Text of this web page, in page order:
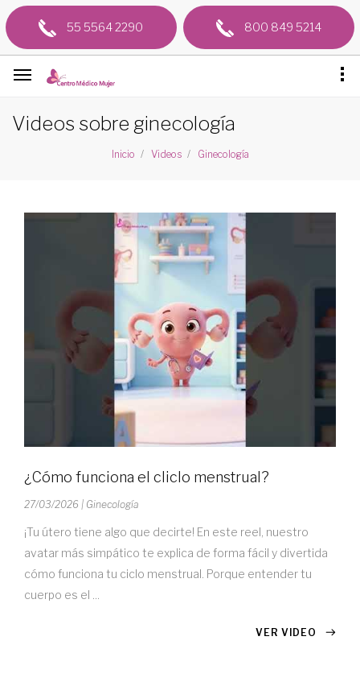
55 5564 2290 800 849 5214
Videos sobre ginecología
Inicio Videos Ginecología
¿Cómo funciona el cliclo menstrual?
27/03/2026 | Ginecología
¡Tu útero tiene algo que decirte! En este reel, nuestro
avatar más simpático te explica de forma fácil y divertida
cómo funciona tu ciclo menstrual. Porque entender tu
cuerpo es el ...
VER VIDEO